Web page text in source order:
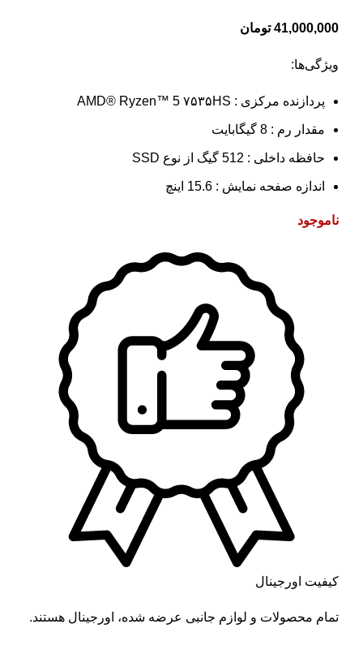
41,000,000 تومان
ویژگی‌ها:
پردازنده مرکزی : AMD® Ryzen™ 5 ۷۵۳۵HS
مقدار رم : 8 گیگابایت
حافظه داخلی : 512 گیگ از نوع SSD
اندازه صفحه نمایش : 15.6 اینچ
ناموجود
کیفیت اورجینال
تمام محصولات و لوازم جانبی عرضه شده، اورجینال هستند.